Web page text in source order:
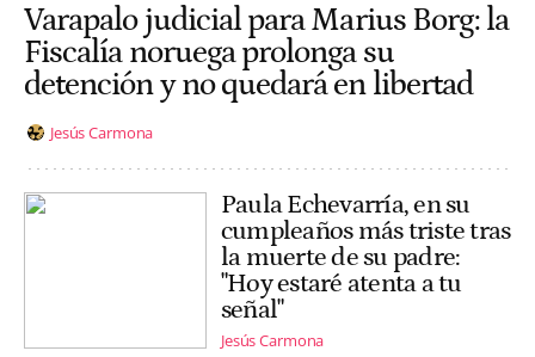
Varapalo judicial para Marius Borg: la
Fiscalía noruega prolonga su
detención y no quedará en libertad
Jesús Carmona
Paula Echevarría, en su
cumpleaños más triste tras
la muerte de su padre:
"Hoy estaré atenta a tu
señal"
Jesús Carmona